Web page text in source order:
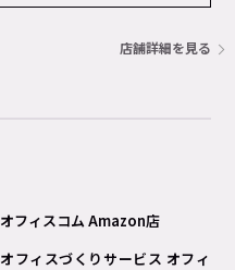
店舗詳細を見る
オフィスコム Amazon店
オフィスづくりサービス オフィ